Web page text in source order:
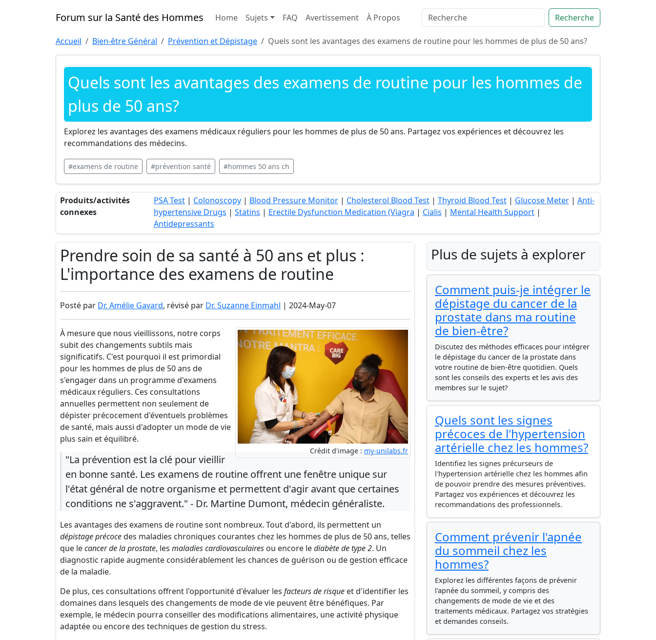
Forum sur la Santé des Hommes Home Sujets FAQ Avertissement À Propos Recherche
Accueil Bien-être Général Prévention et Dépistage Quels sont les avantages des examens de routine pour les hommes de plus de 50 ans?
Quels sont les avantages des examens de routine pour les hommes de
plus de 50 ans?
Explorez les avantages des examens médicaux réguliers pour les hommes de plus de 50 ans. Partagez vos expériences et découvrez les
recommandations des médecins.
#examens de routine #prévention santé #hommes 50 ans ch
Produits/activités
connexes
PSA Test| Colonoscopy| Blood Pressure Monitor| Cholesterol Blood Test| Thyroid Blood Test| Glucose Meter| Anti-
hypertensive Drugs | Statins | Erectile Dysfunction Medication (Viagra | Cialis | Mental Health Support|
Antidepressants
Prendre soin de sa santé à 50 ans et plus :
L'importance des examens de routine
Posté par Dr. Amélie Gavard, révisé par Dr. Suzanne Einmahl | 2024-May-07
Crédit d'image : my-unilabs.fr
À mesure que nous vieillissons, notre corps
subit des changements subtils mais
significatifs. C'est pourquoi il est primordial
pour les hommes de plus de 50 ans de
s'engager dans un programme d'examens
médicaux réguliers. Ces consultations
annuelles permettent non seulement de
dépister précocement d'éventuels problèmes
de santé, mais aussi d'adopter un mode de vie
plus sain et équilibré.
"La prévention est la clé pour vieillir
en bonne santé. Les examens de routine offrent une fenêtre unique sur
l'état général de notre organisme et permettent d'agir avant que certaines
conditions ne s'aggravent." - Dr. Martine Dumont, médecin généraliste.
Les avantages des examens de routine sont nombreux. Tout d'abord, ils permettent un
dépistage précocedes maladies chroniques courantes chez les hommes de plus de 50 ans, telles
que lecancer de la prostate, les maladies cardiovasculaires ou encore lediabète de type 2. Un
diagnostic rapide augmente considérablement les chances de guérison ou de gestion efficace
de la maladie.
De plus, ces consultations offrent l'opportunité d'évaluer les facteurs de risque et d'identifier les
domaines dans lesquels des changements de mode de vie peuvent être bénéfiques. Par
exemple, le médecin pourra conseiller des modifications alimentaires, une activité physique
adaptée ou encore des techniques de gestion du stress.
Plus de sujets à explorer
Comment puis-je intégrer le
dépistage du cancer de la
prostate dans ma routine
de bien-être?
Discutez des méthodes efficaces pour intégrer
le dépistage du cancer de la prostate dans
votre routine de bien-être quotidien. Quels
sont les conseils des experts et les avis des
membres sur le sujet?
Quels sont les signes
précoces de l'hypertension
artérielle chez les hommes?
Identifiez les signes précurseurs de
l'hypertension artérielle chez les hommes afin
de pouvoir prendre des mesures préventives.
Partagez vos expériences et découvrez les
recommandations des professionnels.
Comment prévenir l'apnée
du sommeil chez les
hommes?
Explorez les différentes façons de prévenir
l'apnée du sommeil, y compris des
changements de mode de vie et des
traitements médicaux. Partagez vos stratégies
et demandes conseils.